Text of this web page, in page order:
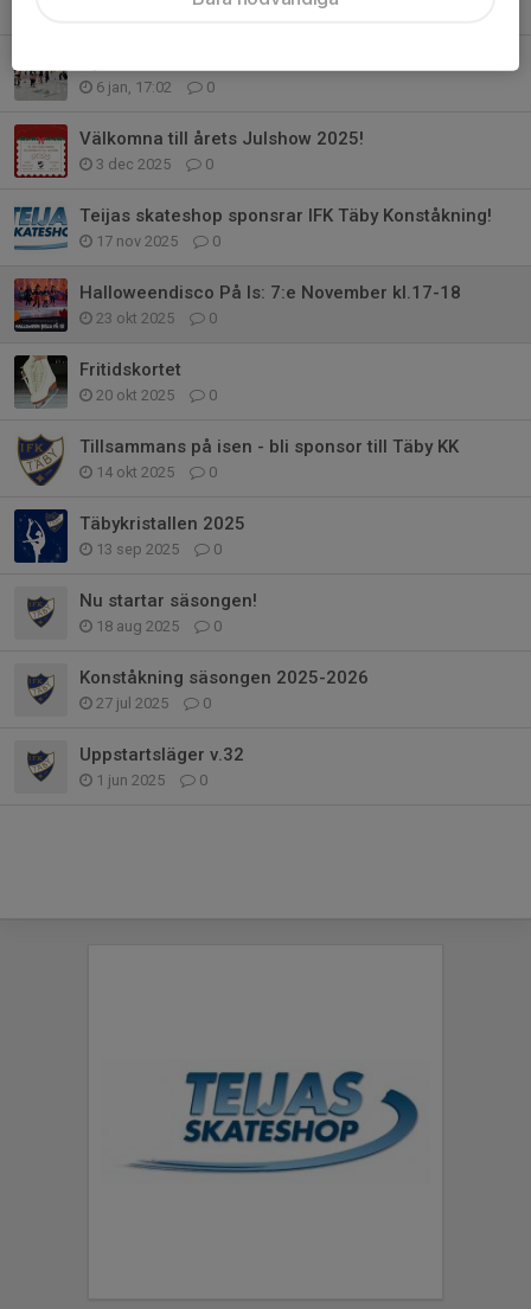
0
6 jan, 17:02 0
Välkomna till årets Julshow 2025!
3 dec 2025 0
Teijas skateshop sponsrar IFK Täby Konståkning!
17 nov 2025 0
Halloweendisco På Is: 7:e November kl.17-18
23 okt 2025 0
Fritidskortet
20 okt 2025 0
Tillsammans på isen - bli sponsor till Täby KK
14 okt 2025 0
Täbykristallen 2025
13 sep 2025 0
Nu startar säsongen!
18 aug 2025 0
Konståkning säsongen 2025-2026
27 jul 2025 0
Uppstartsläger v.32
1 jun 2025 0